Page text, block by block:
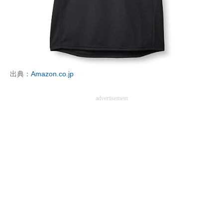
出典： Amazon.co.jp
advertisement